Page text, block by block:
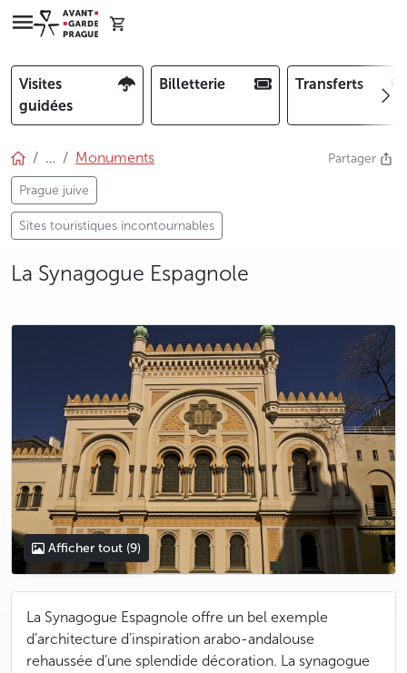
Visites
guidées
Billetterie Transferts
… Monuments
Prague juive
Sites touristiques incontournables
Partager
La Synagogue Espagnole
photo 5
photo 6
photo 7
photo 8
photo 9
Afficher tout (9)
La Synagogue Espagnole offre un bel exemple
d’architecture d’inspiration arabo-andalouse
rehaussée d’une splendide décoration. La synagogue